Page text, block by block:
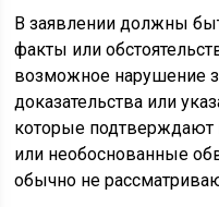
В заявлении должны
факты или
возможное нарушение
доказательства или
которые
или необоснованные
обычно не